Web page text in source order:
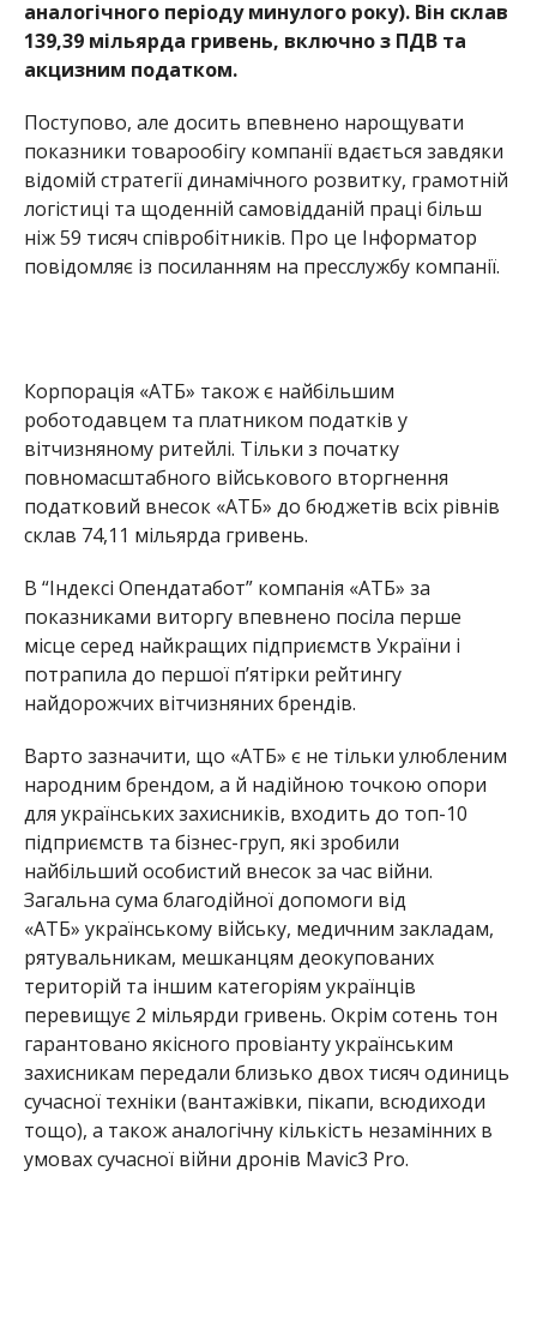
Корпорація «АТБ» також є найбільшим
роботодавцем та платником податків у
вітчизняному ритейлі. Тільки з початку
повномасштабного військового вторгнення
податковий внесок «АТБ» до бюджетів всіх рівнів
склав 74,11 мільярда гривень.
В “Індексі Опендатабот” компанія «АТБ» за
показниками виторгу впевнено посіла перше
Варто зазначити, що «АТБ» є не тільки улюбленим
народним брендом, а й надійною точкою опори
для українських захисників, входить до топ-10
підприємств та бізнес-груп, які зробили
найбільший особистий внесок за час війни.
«АТБ» українському війську, медичним закладам,
рятувальникам, мешканцям деокупованих
територій та іншим категоріям українців
перевищує 2 мільярди гривень. Окрім сотень тон
гарантовано якісного провіанту українським
сучасної техніки (вантажівки, пікапи, всюдиходи
тощо), а також аналогічну кількість незамінних в
умовах сучасної війни дронів Mavic3 Pro.